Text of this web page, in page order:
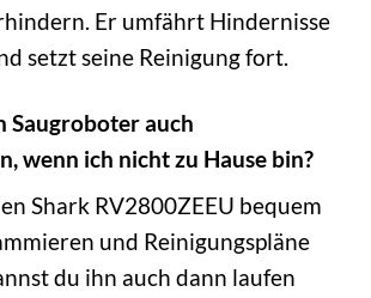
Er umfährt Hindernisse
setzt seine Reinigung fort.
Saugroboter auch
wenn ich nicht zu Hause bin?
Shark RV2800ZEEU bequem
und Reinigungspläne
du ihn auch dann laufen